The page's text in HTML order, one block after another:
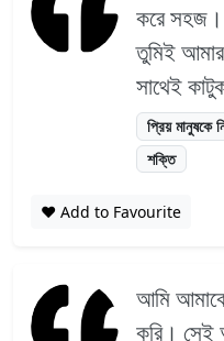
করে সহজ।
তুমিই
সাথেই
প্রিয় মানুষকে
শক্তি
❤️ Add to Favourite
আমি
করি। সেই